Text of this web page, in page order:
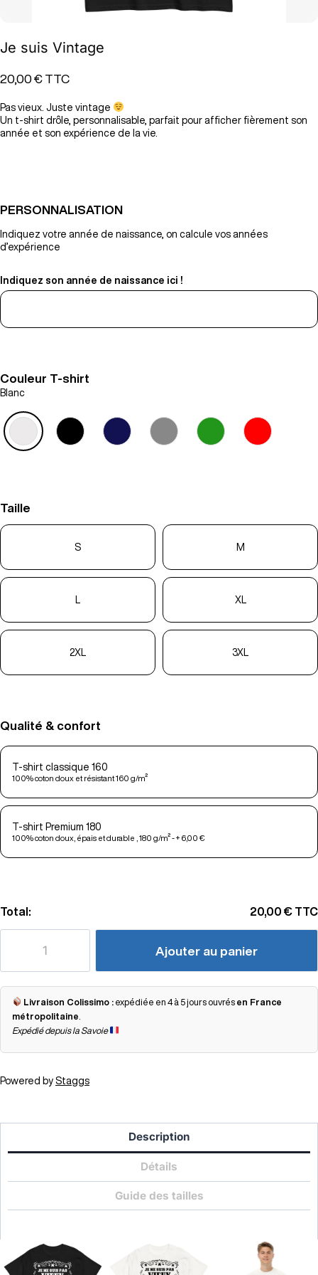
Je suis Vintage
20,00 € TTC
Pas vieux. Juste vintage
Un t-shirt drôle, personnalisable, parfait pour afficher fièrement son
année et son expérience de la vie.
PERSONNALISATION
Indiquez votre année de naissance, on calcule vos années
d’expérience
Indiquez son année de naissance ici !
Couleur T-shirt
Blanc
Taille
S M
XL
2XL 3XL
Qualité & confort
T-shirt classique 160
100% coton doux et résistant 160 g/m²
T-shirt Premium 180
100% coton doux, épais et durable , 180 g/m² - + 6,00 €
Total: 20,00 € TTC
Ajouter au panier
Livraison Colissimo : expédiée en 4 à 5 jours ouvrés en France
métropolitaine
Expédié depuis la Savoie
Powered by Staggs
Description
Détails
Guide des tailles